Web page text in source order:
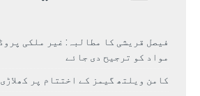
فیصل قریشی کا مطالبہ: غیر ملکی
مواد کو ترجیح دی جائے
کامن ویلتھ گیمز کے اختتام پر کھلاڑی